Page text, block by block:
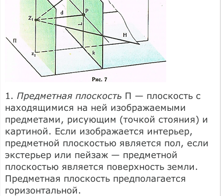
1. Предметная плоскость П — плоскость с
находящимися на ней изображаемыми
предметами, рисующим (точкой стояния) и
картиной. Если изображается интерьер,
предметной плоскостью является пол, если
экстерьер или пейзаж — предметной
плоскостью является поверхность земли.
Предметная плоскость предполагается
горизонтальной.